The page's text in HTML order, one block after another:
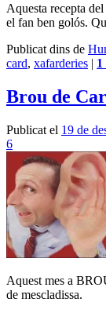
Aquesta recepta
el fan ben golós.
Publicat dins de
card, xafarderies | 1
Brou de
Publicat el 19 de
6
Aquest mes a
de mescladissa.